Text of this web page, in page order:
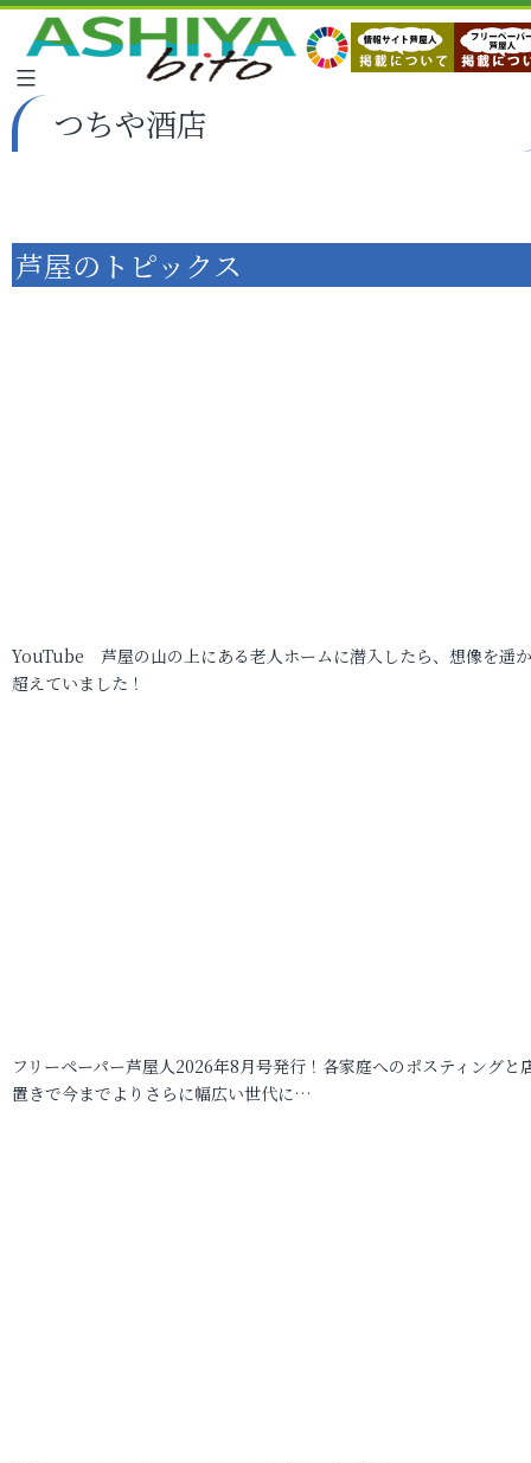
つちや酒店
芦屋のトピックス
YouTube 芦屋の山の上にある老人ホームに潜入したら、想像を遥
超えていました！
フリーペーパー芦屋人2026年8月号発行！各家庭へのポスティングと
置きで今までよりさらに幅広い世代に…